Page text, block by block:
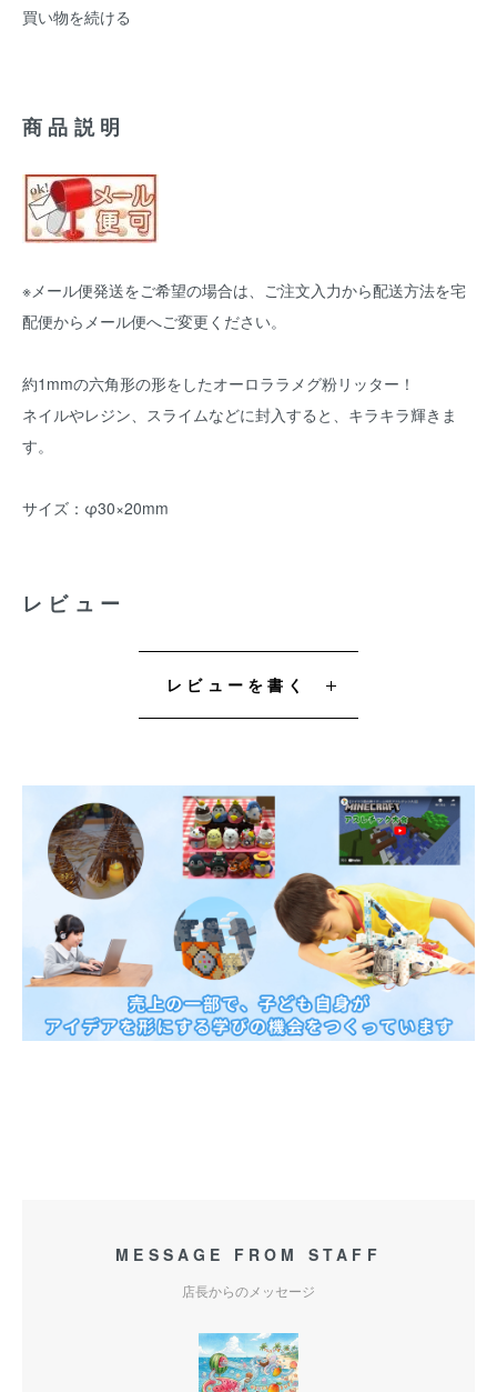
買い物を続ける
商品説明
※メール便発送をご希望の場合は、ご注文入力から配送方法を宅
配便からメール便へご変更ください。
約1mmの六角形の形をしたオーロララメグ粉リッター！
ネイルやレジン、スライムなどに封入すると、キラキラ輝きま
す。
サイズ：φ30×20mm
レビュー
レビューを書く
MESSAGE FROM STAFF
店長からのメッセージ